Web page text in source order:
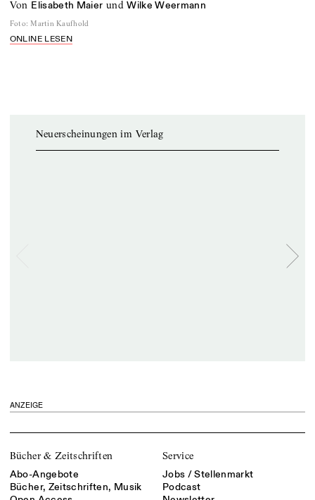
von Elisabeth Maier und Wilke Weermann
Foto: Martin Kaufhold
ONLINE LESEN
Neuerscheinungen im Verlag
ANZEIGE
Bücher & Zeitschriften
Abo-Angebote
Bücher, Zeitschriften, Musik
Service
Jobs / Stellenmarkt
Podcast